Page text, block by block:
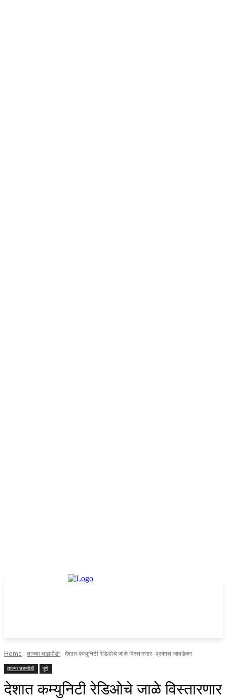
Home ताज्या घडामोडी देशात कम्युनिटी रेडिओचे जाळे विस्तारणार -प्रकाश जावडेकर
ताज्या घडामोडी पुणे
देशात कम्युनिटी रेडिओचे जाळे विस्तारणार